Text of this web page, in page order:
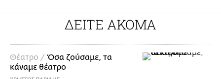
ΔΕΙΤΕ ΑΚΟΜΑ
Θέατρο /Όσα ζούσαμε, τα
κάναμε θέατρο